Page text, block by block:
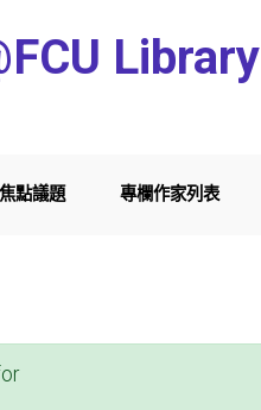
Library
焦點議題 專欄作家列表